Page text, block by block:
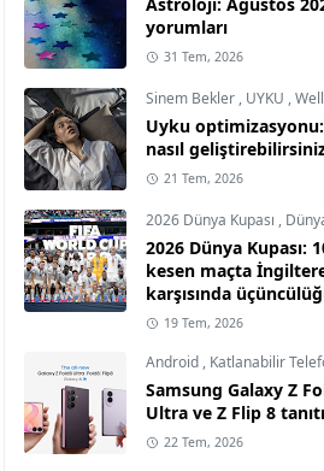
yorumları
31 Tem, 2026
Sinem Bekler , UYKU ,
Uyku
nasıl
21 Tem, 2026
2026 Dünya Kupası ,
2026 Dünya Kupası:
kesen maçta
karşısında
19 Tem, 2026
Android , Katlanabilir
Samsung Galaxy Z
Ultra ve Z Flip 8
22 Tem, 2026